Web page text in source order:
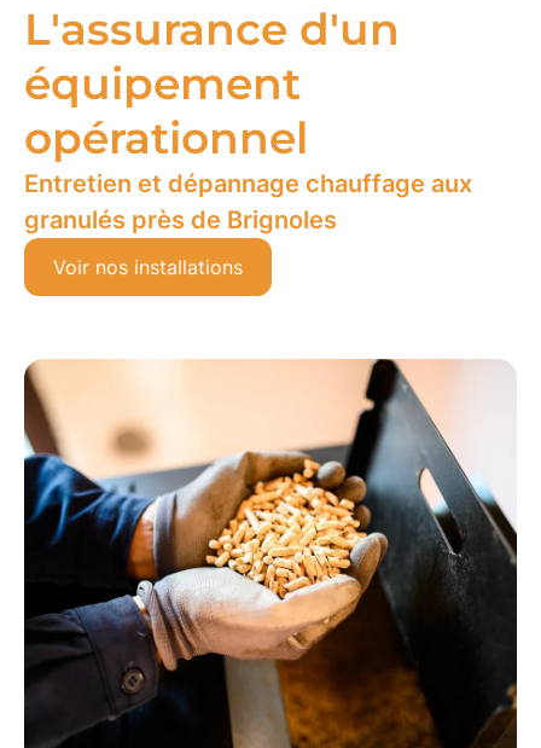
Entretien et dépannage chauffage aux
granulés près de Brignoles
L'assurance d'un
équipement
opérationnel
Voir nos installations